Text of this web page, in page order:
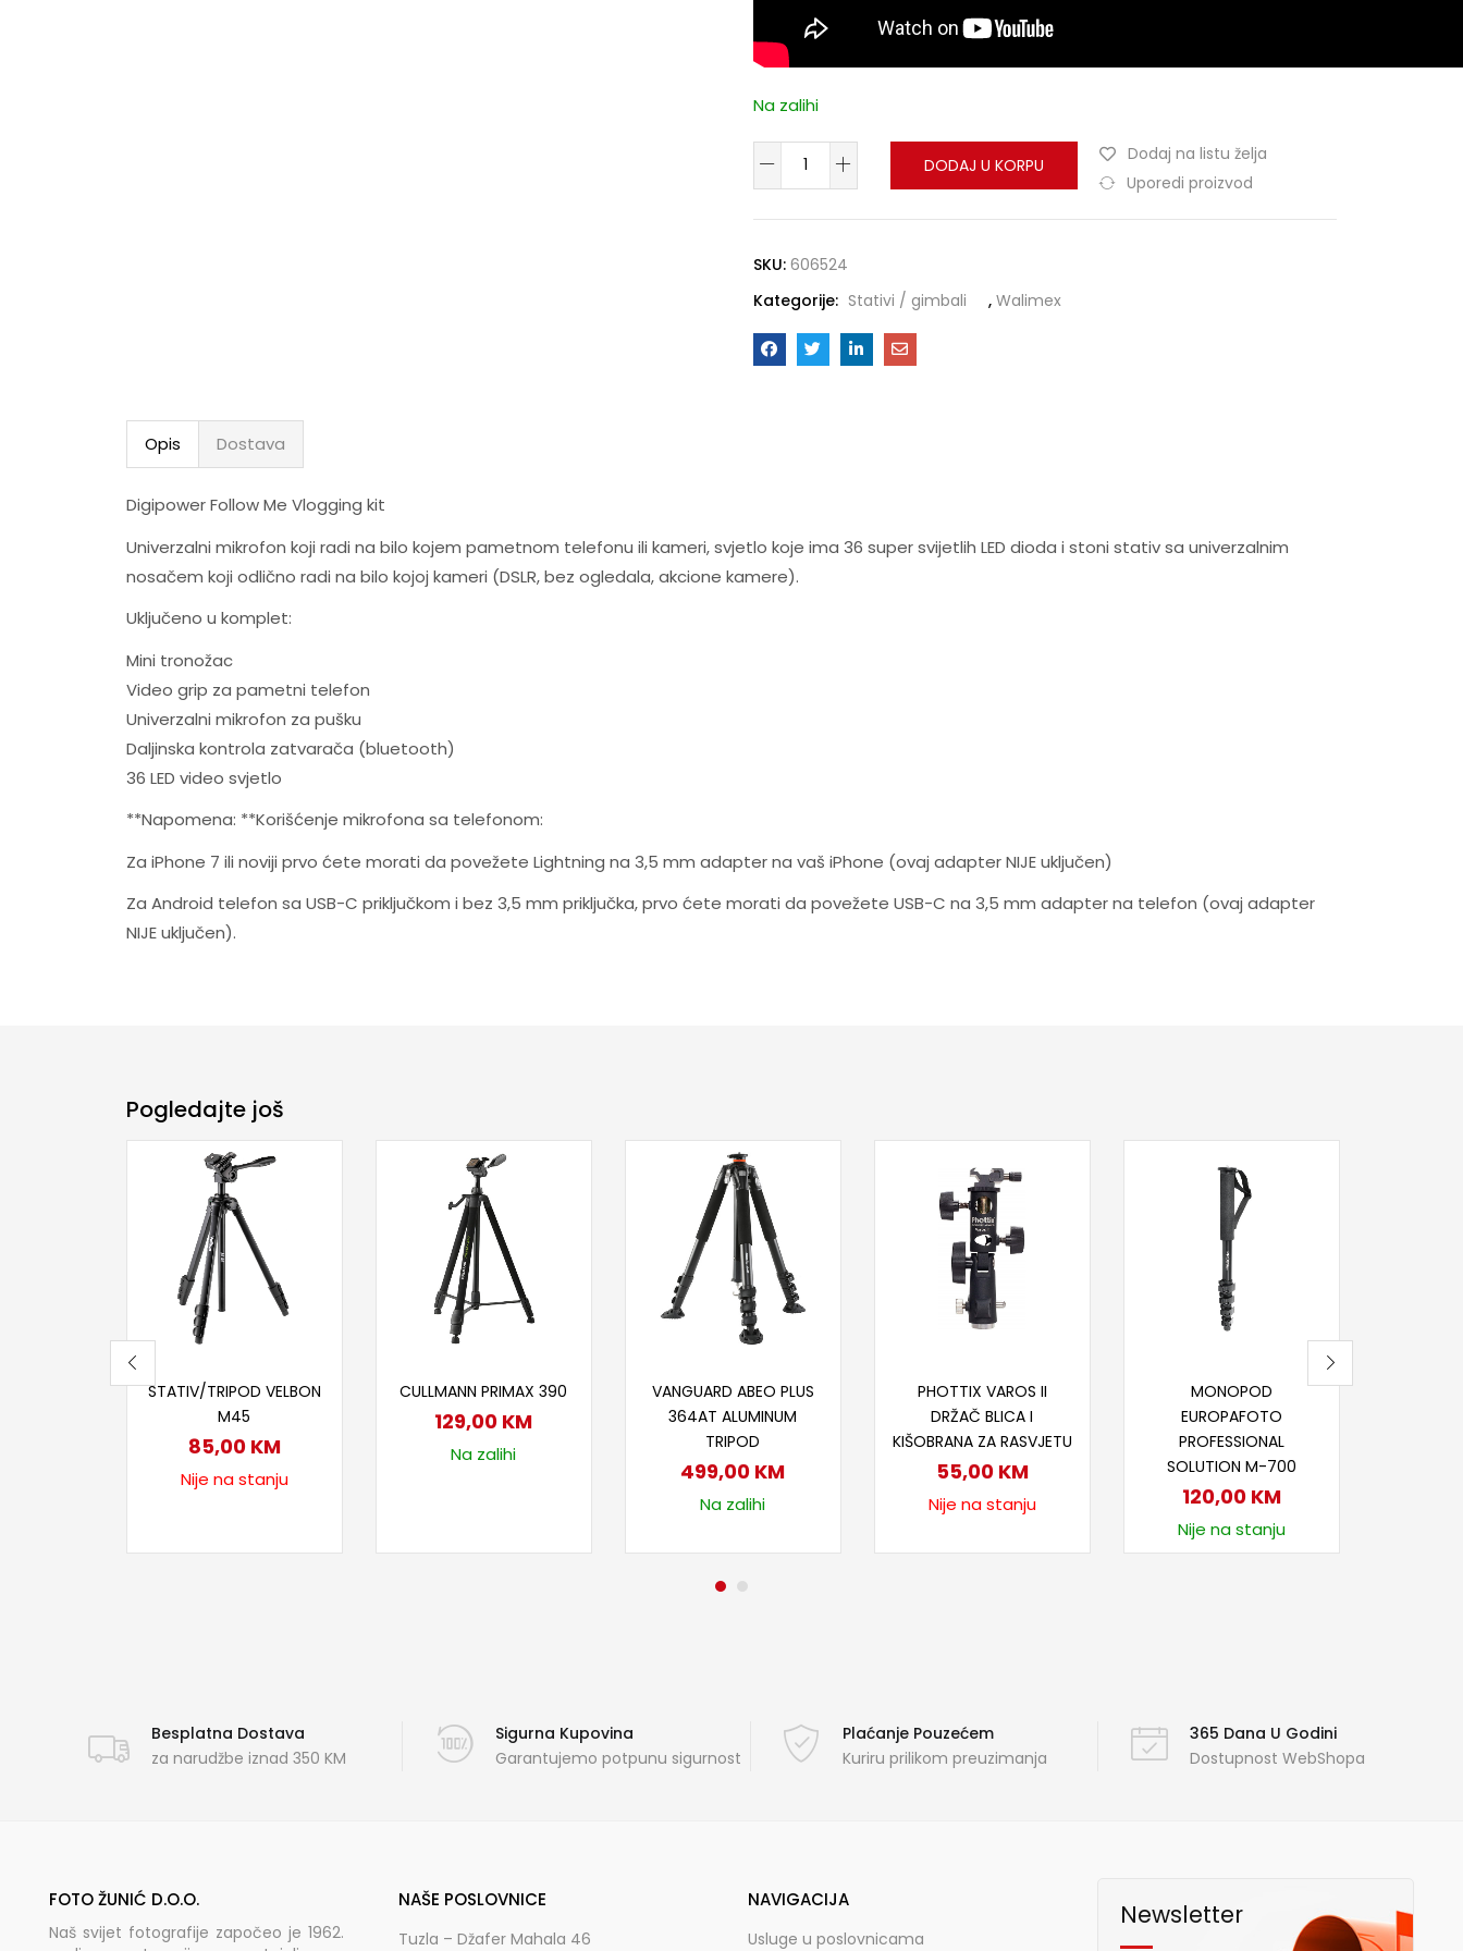
Na zalihi
DODAJ U KORPU
Dodaj na listu želja
Uporedi proizvod
SKU: 606524
Kategorije: Stativi / gimbali , Walimex
Opis Dostava
Digipower Follow Me Vlogging kit
Univerzalni mikrofon koji radi na bilo kojem pametnom telefonu ili kameri, svjetlo koje ima 36 super svijetlih LED dioda i stoni stativ sa univerzalnim
nosačem koji odlično radi na bilo kojoj kameri (DSLR, bez ogledala, akcione kamere).
Uključeno u komplet:
Mini tronožac
Video grip za pametni telefon
Univerzalni mikrofon za pušku
Daljinska kontrola zatvarača (bluetooth)
36 LED video svjetlo
**Napomena: **Korišćenje mikrofona sa telefonom:
Za iPhone 7 ili noviji prvo ćete morati da povežete Lightning na 3,5 mm adapter na vaš iPhone (ovaj adapter NIJE uključen)
Za Android telefon sa USB-C priključkom i bez 3,5 mm priključka, prvo ćete morati da povežete USB-C na 3,5 mm adapter na telefon (ovaj adapter
NIJE uključen).
Pogledajte još
STATIV/TRIPOD VELBON
M45
85,00 KM
Nije na stanju
CULLMANN PRIMAX 390
129,00 KM
Na zalihi
VANGUARD ABEO PLUS
364AT ALUMINUM
TRIPOD
499,00 KM
Na zalihi
PHOTTIX VAROS II
DRŽAČ BLICA I
KIŠOBRANA ZA RASVJETU
55,00 KM
Nije na stanju
MONOPOD
EUROPAFOTO
PROFESSIONAL
SOLUTION M-700
120,00 KM
Nije na stanju
Besplatna Dostava
za narudžbe iznad 350 KM
Sigurna Kupovina
Garantujemo potpunu sigurnost
Plaćanje Pouzećem
Kuriru prilikom preuzimanja
365 Dana U Godini
Dostupnost WebShopa
FOTO ŽUNIĆ D.O.O.
Naš svijet fotografije započeo je 1962.
NAŠE POSLOVNICE
Tuzla – Džafer Mahala 46
NAVIGACIJA
Usluge u poslovnicama
Newsletter